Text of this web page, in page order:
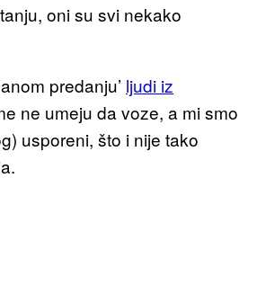
oni su svi nekako
predanju’ ljudi iz
ne umeju da voze, a mi smo
usporeni, što i nije tako